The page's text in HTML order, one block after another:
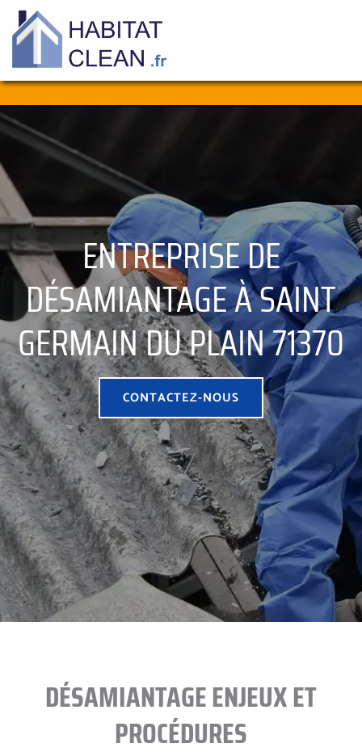
Aller
ENTREPRISE DE
DÉSAMIANTAGE À SAINT
GERMAIN DU PLAIN 71370
CONTACTEZ-NOUS
DÉSAMIANTAGE ENJEUX ET
PROCÉDURES